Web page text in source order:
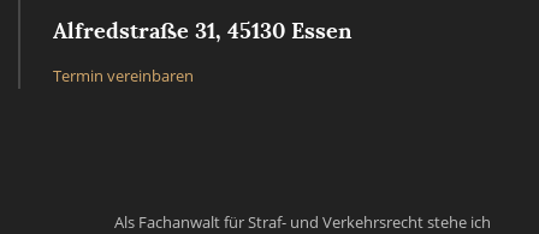
Alfredstraße 31, 45130 Essen
Termin vereinbaren
Als Fachanwalt für Straf- und Verkehrsrecht stehe ich